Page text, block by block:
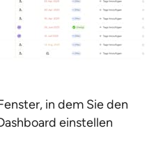
in dem Sie den
einstellen